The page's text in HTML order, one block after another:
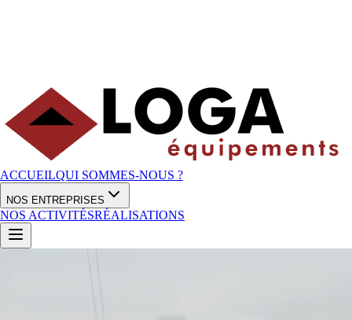
ACCUEILQUI SOMMES-NOUS ?
NOS ENTREPRISES
NOS ACTIVITÉSRÉALISATIONS